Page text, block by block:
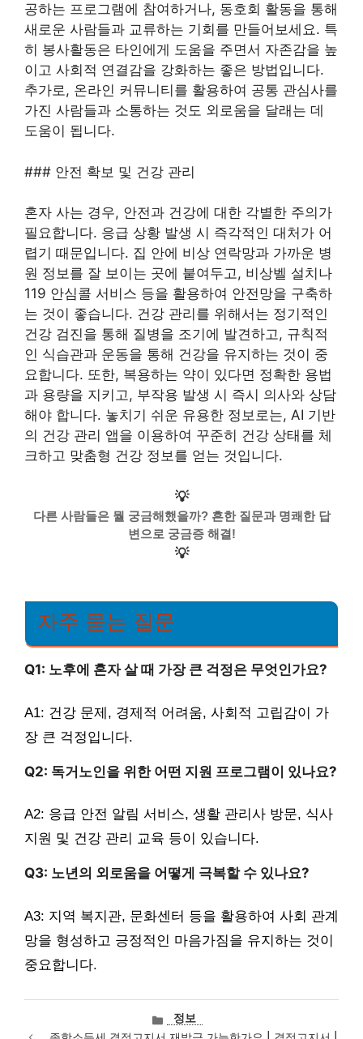
공하는 프로그램에 참여하거나, 동호회 활동을 통해
새로운 사람들과 교류하는 기회를 만들어보세요. 특
히 봉사활동은 타인에게 도움을 주면서 자존감을 높
이고 사회적 연결감을 강화하는 좋은 방법입니다.
추가로, 온라인 커뮤니티를 활용하여 공통 관심사를
가진 사람들과 소통하는 것도 외로움을 달래는 데
도움이 됩니다.
### 안전 확보 및 건강 관리
혼자 사는 경우, 안전과 건강에 대한 각별한 주의가
필요합니다. 응급 상황 발생 시 즉각적인 대처가 어
렵기 때문입니다. 집 안에 비상 연락망과 가까운 병
원 정보를 잘 보이는 곳에 붙여두고, 비상벨 설치나
119 안심콜 서비스 등을 활용하여 안전망을 구축하
는 것이 좋습니다. 건강 관리를 위해서는 정기적인
건강 검진을 통해 질병을 조기에 발견하고, 규칙적
인 식습관과 운동을 통해 건강을 유지하는 것이 중
요합니다. 또한, 복용하는 약이 있다면 정확한 용법
과 용량을 지키고, 부작용 발생 시 즉시 의사와 상담
해야 합니다. 놓치기 쉬운 유용한 정보로는, AI 기반
의 건강 관리 앱을 이용하여 꾸준히 건강 상태를 체
크하고 맞춤형 건강 정보를 얻는 것입니다.
💡
다른 사람들은 뭘 궁금해했을까? 흔한 질문과 명쾌한 답
변으로 궁금증 해결!
💡
자주 묻는 질문
Q1: 노후에 혼자 살 때 가장 큰 걱정은 무엇인가요?
A1: 건강 문제, 경제적 어려움, 사회적 고립감이 가
장 큰 걱정입니다.
Q2: 독거노인을 위한 어떤 지원 프로그램이 있나요?
A2: 응급 안전 알림 서비스, 생활 관리사 방문, 식사
지원 및 건강 관리 교육 등이 있습니다.
Q3: 노년의 외로움을 어떻게 극복할 수 있나요?
A3: 지역 복지관, 문화센터 등을 활용하여 사회 관계
망을 형성하고 긍정적인 마음가짐을 유지하는 것이
중요합니다.
카
테
정보